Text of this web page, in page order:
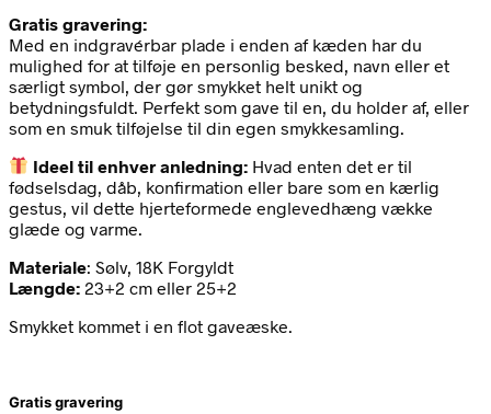
Gratis gravering:
Med en indgravérbar plade i enden af kæden har du
mulighed for at tilføje en personlig besked, navn eller et
særligt symbol, der gør smykket helt unikt og
betydningsfuldt. Perfekt som gave til en, du holder af, eller
som en smuk tilføjelse til din egen smykkesamling.
Ideel til enhver anledning: Hvad enten det er til
fødselsdag, dåb, konfirmation eller bare som en kærlig
gestus, vil dette hjerteformede englevedhæng vække
glæde og varme.
Materiale: Sølv, 18K Forgyldt
Længde: 23+2 cm eller 25+2
Smykket kommet i en flot gaveæske.
Gratis gravering